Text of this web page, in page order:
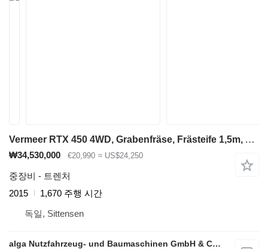
Vermeer RTX 450 4WD, Grabenfräse, Frästeife 1,5m, Allrad
₩34,530,000 €20,990 ≈ US$24,250
중장비 - 트렌처
2015
1,670 주행 시간
독일, Sittensen
alga Nutzfahrzeug- und Baumaschinen GmbH & Co. KG